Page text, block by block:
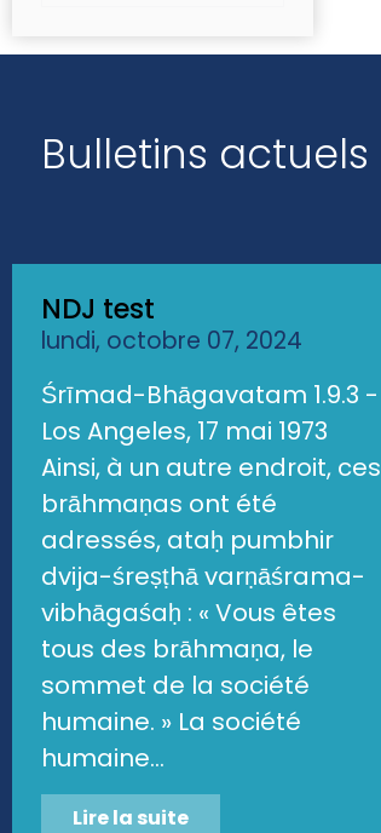
Bulletins actuels
NDJ test
lundi, octobre 07, 2024
Śrīmad-Bhāgavatam 1.9.3 -
Los Angeles, 17 mai 1973
Ainsi, à un autre endroit, ces
brāhmaṇas ont été
adressés, ataḥ pumbhir
dvija-śreṣṭhā varṇāśrama-
vibhāgaśaḥ : « Vous êtes
tous des brāhmaṇa, le
sommet de la société
humaine. » La société
humaine...
Lire la suite